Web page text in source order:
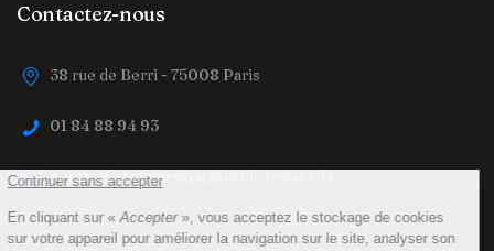
Contactez-nous
38 rue de Berri - 75008 Paris
01 84 88 94 93
contact@trouver-maison-de-retraite.fr